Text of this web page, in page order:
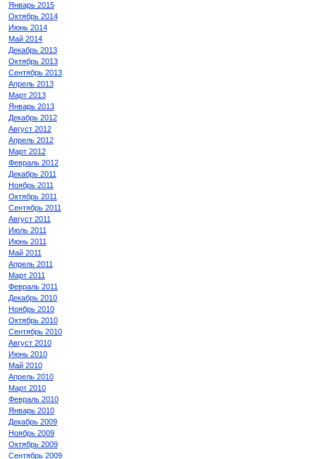
Январь 2015
Октябрь 2014
Июнь 2014
Май 2014
Декабрь 2013
Октябрь 2013
Сентябрь 2013
Апрель 2013
Март 2013
Январь 2013
Декабрь 2012
Август 2012
Апрель 2012
Март 2012
Февраль 2012
Декабрь 2011
Ноябрь 2011
Октябрь 2011
Сентябрь 2011
Август 2011
Июль 2011
Июнь 2011
Май 2011
Апрель 2011
Март 2011
Февраль 2011
Декабрь 2010
Ноябрь 2010
Октябрь 2010
Сентябрь 2010
Август 2010
Июнь 2010
Май 2010
Апрель 2010
Март 2010
Февраль 2010
Январь 2010
Декабрь 2009
Ноябрь 2009
Октябрь 2009
Сентябрь 2009